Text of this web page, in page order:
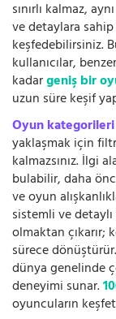
sınırlı kalmaz,
ve detaylara sahip
keşfedebilirsiniz.
kullanıcılar,
kadargeniş bir
uzun süre keşif
Oyun kategorileri
yaklaşmak için
kalmazsınız. İlgi
bulabilir, daha
ve oyun
sistemli ve
olmaktan çıkarır;
sürece dönüştürür.
dünya genelinde
deneyimi sunar.
oyuncuların